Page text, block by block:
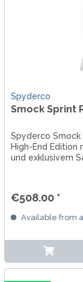
Spyderco
Smock Sprint
Spyderco Smock
High-End Edition
und exklusivem
€508.00 *
Available from